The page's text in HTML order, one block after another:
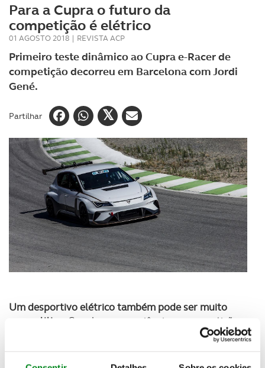
Para a Cupra o futuro da
competição é elétrico
01 AGOSTO 2018 | REVISTA ACP
Primeiro teste dinâmico ao Cupra e-Racer de
competição decorreu em Barcelona com Jordi
Gené.
Partilhar
Um desportivo elétrico também pode ser muito
competitivo
. Com larga experiência na competição,
a Seat apadrinhou a nova marca Cupra para novos
(Barcelona), o piloto Jordi Gené pôs à prova os